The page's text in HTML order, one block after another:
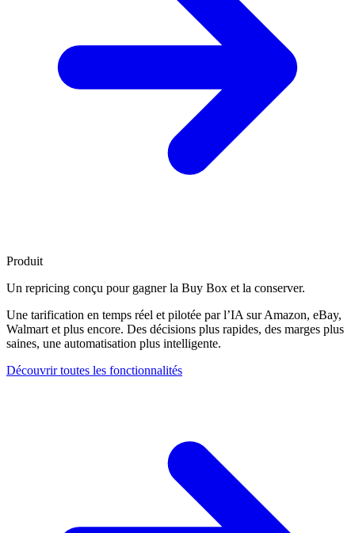
Produit
Un repricing conçu pour gagner la Buy Box et la conserver.
Une tarification en temps réel et pilotée par l’IA sur Amazon, eBay,
Walmart et plus encore. Des décisions plus rapides, des marges plus
saines, une automatisation plus intelligente.
Découvrir toutes les fonctionnalités